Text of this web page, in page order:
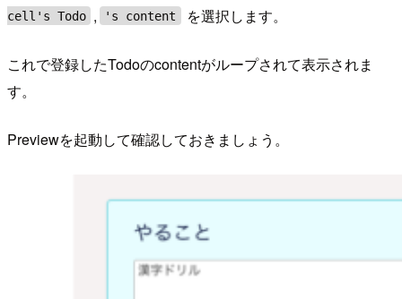
cell's Todo , 's content を選択します。
これで登録したTodoのcontentがループされて表示されま
す。
Previewを起動して確認しておきましょう。